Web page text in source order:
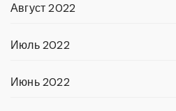
Август 2022
Июль 2022
Июнь 2022